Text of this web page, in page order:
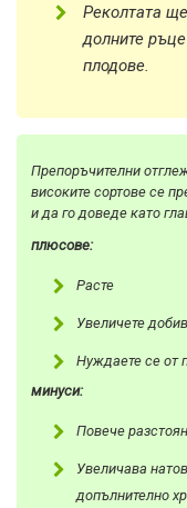
Реколтата
долните
плодове.
Препоръчителни
високите сортове се
и да го доведе като
плюсове:
Расте
Увеличете
Нуждаете се от
минуси:
Повече
Увеличава
допълнително